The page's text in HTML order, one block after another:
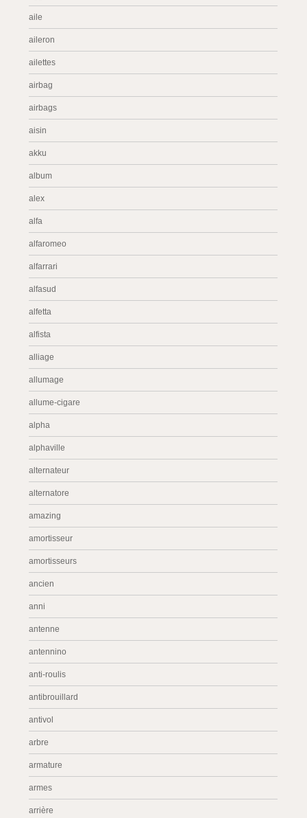
aile
aileron
ailettes
airbag
airbags
aisin
akku
album
alex
alfa
alfaromeo
alfarrari
alfasud
alfetta
alfista
alliage
allumage
allume-cigare
alpha
alphaville
alternateur
alternatore
amazing
amortisseur
amortisseurs
ancien
anni
antenne
antennino
anti-roulis
antibrouillard
antivol
arbre
armature
armes
arrière